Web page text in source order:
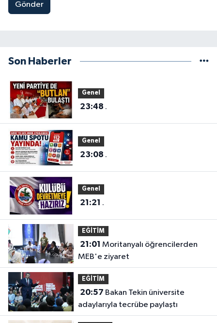
Gönder
Son Haberler
Genel
23:48 .
Genel
23:08 .
Genel
21:21 .
EĞİTİM
21:01
MEB'e ziyaret
EĞİTİM
20:57
adaylarıyla tecrübe paylaştı